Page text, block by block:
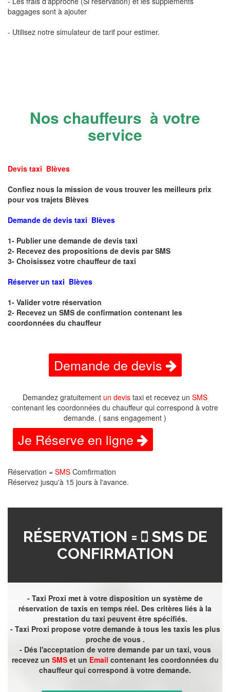
baggages sont à ajouter
- Utilisez notre simulateur de tarif pour estimer.
Nos chauffeurs à votre
service
Devis taxi Blèves
Confiez nous la mission de vous trouver les meilleurs prix
pour vos trajets Blèves
Demande de devis taxi Blèves
1- Publier une demande de devis taxi
2- Recevez des propositions de devis par SMS
3- Choisissez votre chauffeur de taxi
Réserver un taxi Blèves
1- Valider votre réservation
2- Recevez un SMS de confirmation contenant les
coordonnées du chauffeur
Demande de devis
Demandez gratuitement un devis taxi et recevez un SMS
contenant les coordonnées du chauffeur qui correspond à votre
demande. ( sans engagement )
Je Réserve en ligne
Réservation = SMS Comfirmation
Réservez jusqu'à 15 jours à l'avance.
RÉSERVATION =
SMS DE
CONFIRMATION
- Taxi Proxi met à votre disposition un système de
réservation de taxis en temps réel. Des critères liés à la
prestation du taxi peuvent être spécifiés.
- Taxi Proxi propose votre demande à tous les taxis les plus
proche de vous .
- Dés l'acceptation de votre demande par un taxi, vous
recevez un SMSet un Email contenant les coordonnées du
chauffeur qui correspond à votre demande.